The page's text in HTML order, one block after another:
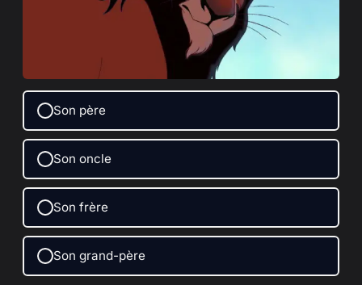
Son père
Son oncle
Son frère
Son grand-père